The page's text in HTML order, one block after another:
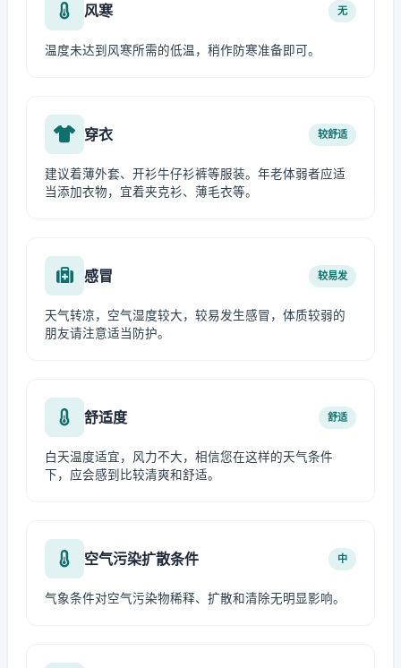
风寒 无
温度未达到风寒所需的低温，稍作防寒准备即可。
穿衣 较舒适
建议着薄外套、开衫牛仔衫裤等服装。年老体弱者应适
当添加衣物，宜着夹克衫、薄毛衣等。
感冒 较易发
天气转凉，空气湿度较大，较易发生感冒，体质较弱的
朋友请注意适当防护。
舒适度 舒适
白天温度适宜，风力不大，相信您在这样的天气条件
下，应会感到比较清爽和舒适。
空气污染扩散条件 中
气象条件对空气污染物稀释、扩散和清除无明显影响。